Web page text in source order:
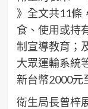
》全文共11條
食、使用或持
制宣導教育；
大眾運輸系統
新台幣2000元
衛生局長曾梓